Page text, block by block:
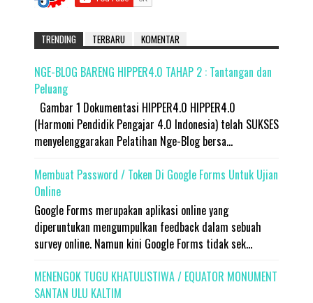
TRENDING TERBARU KOMENTAR
NGE-BLOG BARENG HIPPER4.0 TAHAP 2 : Tantangan dan
Peluang
Gambar 1 Dokumentasi HIPPER4.0 HIPPER4.0
(Harmoni Pendidik Pengajar 4.0 Indonesia) telah SUKSES
menyelenggarakan Pelatihan Nge-Blog bersa...
Membuat Password / Token Di Google Forms Untuk Ujian
Online
Google Forms merupakan aplikasi online yang
diperuntukan mengumpulkan feedback dalam sebuah
survey online. Namun kini Google Forms tidak sek...
MENENGOK TUGU KHATULISTIWA / EQUATOR MONUMENT
SANTAN ULU KALTIM